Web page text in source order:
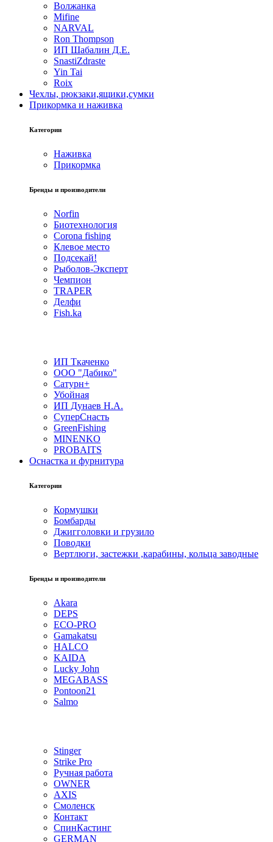
Волжанка
Mifine
NARVAL
Ron Thompson
ИП Шабалин Д.Е.
SnastiZdraste
Yin Tai
Roix
Чехлы, рюкзаки,ящики,сумки
Прикормка и наживка
Категории
Наживка
Прикормка
Бренды и производители
Norfin
Биотехнология
Corona fishing
Клевое место
Подсекай!
Рыболов-Эксперт
Чемпион
TRAPER
Делфи
Fish.ka
ИП Ткаченко
ООО "Дабико"
Сатурн+
Убойная
ИП Дунаев Н.А.
СуперСнасть
GreenFishing
MINENKO
PROBAITS
Оснастка и фурнитура
Категории
Кормушки
Бомбарды
Джигголовки и грузило
Поводки
Вертлюги, застежки ,карабины, кольца заводные
Бренды и производители
Akara
DEPS
ECO-PRO
Gamakatsu
HALCO
KAIDA
Lucky John
MEGABASS
Pontoon21
Salmo
Stinger
Strike Pro
Ручная работа
OWNER
AXIS
Смоленск
Контакт
СпинКастинг
GERMAN